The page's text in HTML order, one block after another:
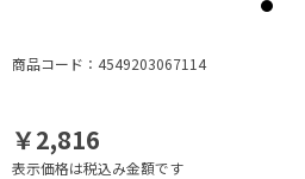
商品コード：4549203067114
￥2,816
表示価格は税込み金額です